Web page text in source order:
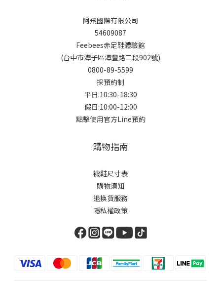
阿飛國際有限公司
54609087
Feebees赤足鞋體驗館
(台中市潭子區潭豐路二段902號)
0800-89-5599
採預約制
平日:10:30-18:30
假日:10:00-12:00
點擊使用官方Line預約
購物指南
襪鞋尺寸表
購物須知
退換貨服務
隱私權政策